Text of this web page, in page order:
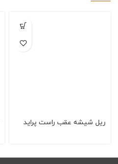
ریل شیشه عقب راست‌ پراید